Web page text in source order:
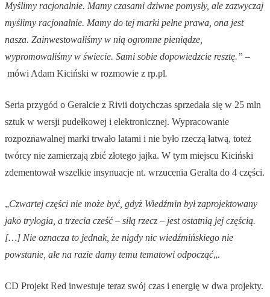
Myślimy racjonalnie. Mamy czasami dziwne pomysły, ale zazwyczaj
myślimy racjonalnie. Mamy do tej marki pełne prawa, ona jest
nasza. Zainwestowaliśmy w nią ogromne pieniądze,
wypromowaliśmy w świecie. Sami sobie dopowiedzcie resztę.” –
mówi Adam Kiciński w rozmowie z rp.pl.
Seria przygód o Geralcie z Rivii dotychczas sprzedała się w 25 mln
sztuk w wersji pudełkowej i elektronicznej. Wypracowanie
rozpoznawalnej marki trwało latami i nie było rzeczą łatwą, toteż
twórcy nie zamierzają zbić złotego jajka. W tym miejscu Kiciński
zdementował wszelkie insynuacje nt. wrzucenia Geralta do 4 części.
„Czwartej części nie może być, gdyż Wiedźmin był zaprojektowany
jako trylogia, a trzecia cześć – siłą rzecz – jest ostatnią jej częścią.
[…] Nie oznacza to jednak, że nigdy nic wiedźmińskiego nie
powstanie, ale na razie damy temu tematowi odpocząć„.
CD Projekt Red inwestuje teraz swój czas i energię w dwa projekty.